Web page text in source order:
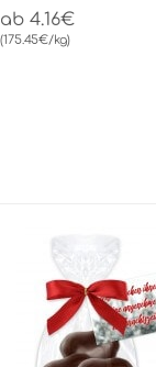
ab 4.16€
(175.45€/kg)